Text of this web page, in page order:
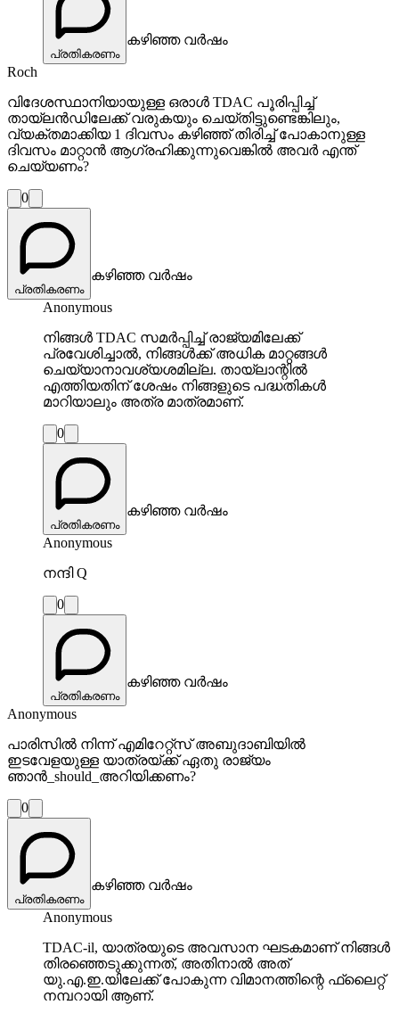
പ്രതികരണം
കഴിഞ്ഞ വർഷം
Roch
വിദേശസ്ഥാനിയായുള്ള ഒരാൾ TDAC പൂരിപ്പിച്ച്
തായ്‌ലൻഡിലേക്ക് വരുകയും ചെയ്തിട്ടുണ്ടെങ്കിലും,
വ്യക്തമാക്കിയ 1 ദിവസം കഴിഞ്ഞ് തിരിച്ച് പോകാനുള്ള
ദിവസം മാറ്റാൻ ആഗ്രഹിക്കുന്നുവെങ്കിൽ അവർ എന്ത്
ചെയ്യണം?
0
പ്രതികരണം
കഴിഞ്ഞ വർഷം
Anonymous
നിങ്ങൾ TDAC സമർപ്പിച്ച് രാജ്യമിലേക്ക്
പ്രവേശിച്ചാൽ, നിങ്ങൾക്ക് അധിക മാറ്റങ്ങൾ
ചെയ്യാനാവശ്യശമില്ല. തായ്‌ലാന്റിൽ
എത്തിയതിന് ശേഷം നിങ്ങളുടെ പദ്ധതികൾ
മാറിയാലും അത്ര മാത്രമാണ്.
0
പ്രതികരണം
കഴിഞ്ഞ വർഷം
Anonymous
നന്ദി Q
0
പ്രതികരണം
കഴിഞ്ഞ വർഷം
Anonymous
പാരിസിൽ നിന്ന് എമിറേറ്റ്സ് അബുദാബിയിൽ
ഇടവേളയുള്ള യാത്രയ്ക്ക് ഏതു രാജ്യം
ഞാൻ_should_അറിയിക്കണം?
0
പ്രതികരണം
കഴിഞ്ഞ വർഷം
Anonymous
TDAC-il, യാത്രയുടെ അവസാന ഘടകമാണ് നിങ്ങൾ
തിരഞ്ഞെടുക്കുന്നത്, അതിനാൽ അത്
യു.എ.ഇ.യിലേക്ക് പോകുന്ന വിമാനത്തിന്റെ ഫ്‌ലൈറ്റ്
നമ്പറായി ആണ്.